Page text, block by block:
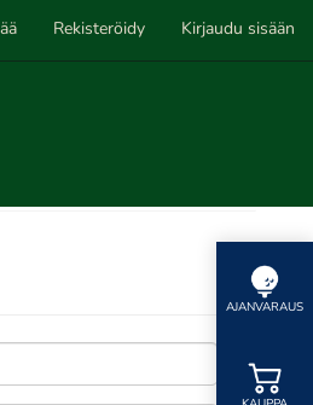
Rekisteröidy Kirjaudu sisään
AJANVARAUS